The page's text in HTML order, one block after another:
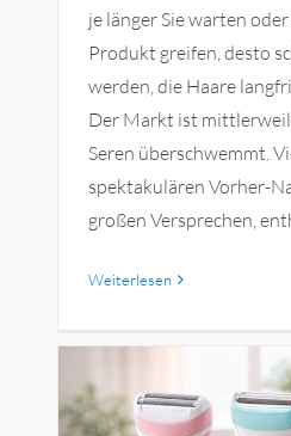
je länger Sie warten
Produkt greifen, desto
werden, die Haare
Der Markt ist
Seren überschwemmt.
spektakulären Vorher-
großen Versprechen,
Weiterlesen